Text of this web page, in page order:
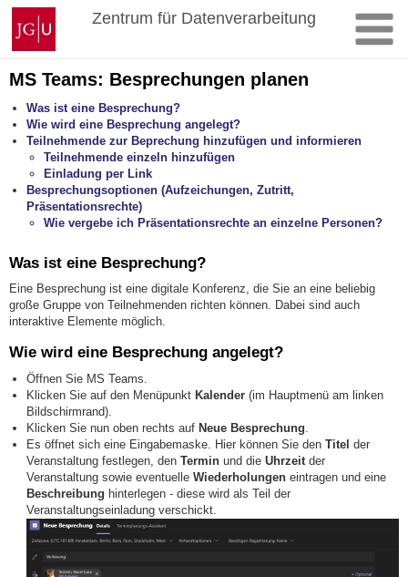
Zum
Inhalt
springen
Johannes
Gutenberg-
Universität
Mainz
Zentrum für Datenverarbeitung
MS Teams: Besprechungen planen
Was ist eine Besprechung?
Wie wird eine Besprechung angelegt?
Teilnehmende zur Beprechung hinzufügen und informieren
Teilnehmende einzeln hinzufügen
Einladung per Link
Besprechungsoptionen (Aufzeichungen, Zutritt,
Präsentationsrechte)
Wie vergebe ich Präsentationsrechte an einzelne Personen?
Was ist eine Besprechung?
Eine Besprechung ist eine digitale Konferenz, die Sie an eine beliebig
große Gruppe von Teilnehmenden richten können. Dabei sind auch
interaktive Elemente möglich.
Wie wird eine Besprechung angelegt?
Öffnen Sie MS Teams.
Klicken Sie auf den Menüpunkt Kalender (im Hauptmenü am linken
Bildschirmrand).
Klicken Sie nun oben rechts auf Neue Besprechung
Es öffnet sich eine Eingabemaske. Hier können Sie denTitel der
Veranstaltung festlegen, denTermin und dieUhrzeit der
Veranstaltung sowie eventuelleWiederholungen eintragen und eine
Beschreibung hinterlegen - diese wird als Teil der
Veranstaltungseinladung verschickt.